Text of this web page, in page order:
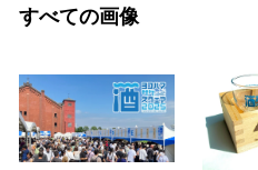
すべての画像